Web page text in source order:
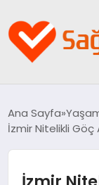
SAĞLIK
Ana Sayfa
İzmir Nitelikli Göç